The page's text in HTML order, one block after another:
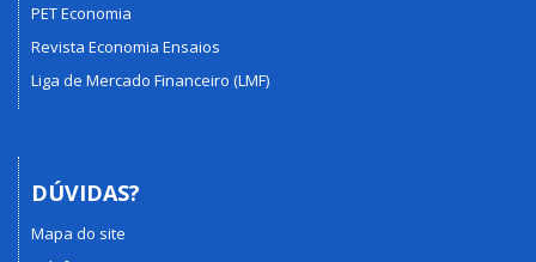
PET Economia
Revista Economia Ensaios
Liga de Mercado Financeiro (LMF)
DÚVIDAS?
Mapa do site